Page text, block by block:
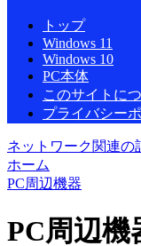
トップ
Windows 11
Windows 10
PC本体
このサイトに
プライバシー
ネットワーク関連の
ホーム
PC周辺機器
PC周辺機